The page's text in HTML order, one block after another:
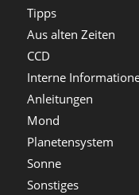
Tipps
Aus alten Zeiten
CCD
Interne
Anleitungen
Mond
Planetensystem
Sonne
Sonstiges